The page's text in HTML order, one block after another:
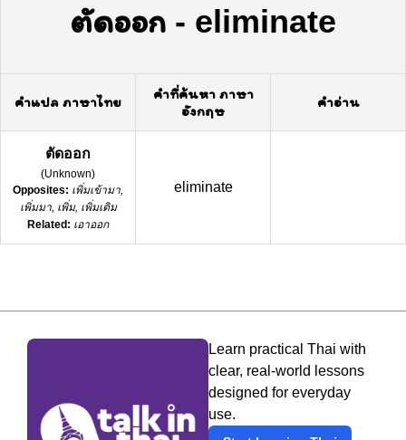
ตัดออก - eliminate
คำแปล ภาษาไทย
คำที่ค้นหา ภาษา
อังกฤษ
คำอ่าน
ตัดออก
(Unknown)
Opposites: เพิ่มเข้ามา,
เพิ่มมา, เพิ่ม, เพิ่มเติม
Related: เอาออก
eliminate
Learn practical Thai with
clear, real-world lessons
designed for everyday
use.